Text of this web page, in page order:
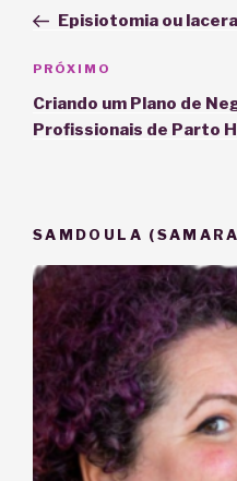
Post
anterior
Episiotomia ou
Próximo
post
PRÓXIMO
Criando um Plano de
Profissionais de Parto
SAMDOULA